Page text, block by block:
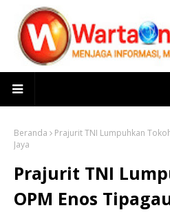
Beranda
Prajurit TNI Lumpuhkan
Jaya
Prajurit TNI
OPM Enos